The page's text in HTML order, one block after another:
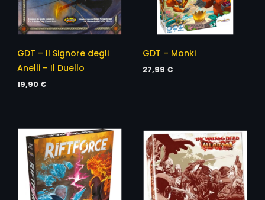
GDT – Il Signore degli
Anelli – Il Duello
19,90 €
GDT – Monki
27,99 €